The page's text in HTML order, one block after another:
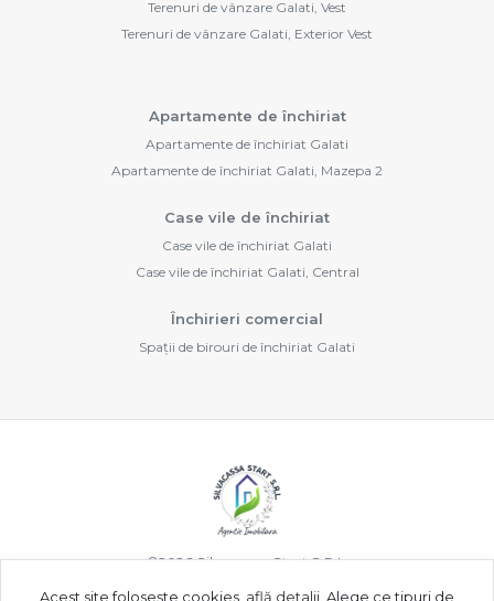
Terenuri de vânzare Galati, Vest
Terenuri de vânzare Galati, Exterior Vest
Apartamente de închiriat
Apartamente de închiriat Galati
Apartamente de închiriat Galati, Mazepa 2
Case vile de închiriat
Case vile de închiriat Galati
Case vile de închiriat Galati, Central
Închirieri comercial
Spații de birouri de închiriat Galati
©2026Silvacassa Start S.R.L.
Acest site folosește cookies, află detalii Alege ce tipuri de